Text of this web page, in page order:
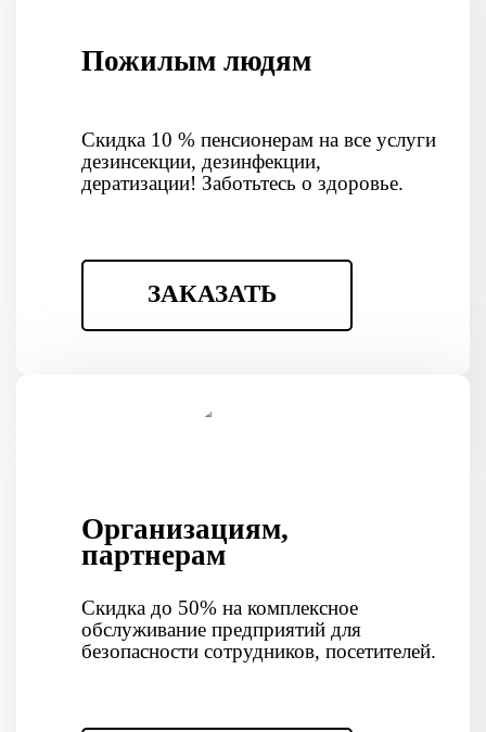
Пожилым людям
Скидка 10 % пенсионерам на все услуги
дезинсекции, дезинфекции,
дератизации! Заботьтесь о здоровье.
ЗАКАЗАТЬ
Организациям,
партнерам
Скидка до 50% на комплексное
обслуживание предприятий для
безопасности сотрудников, посетителей.